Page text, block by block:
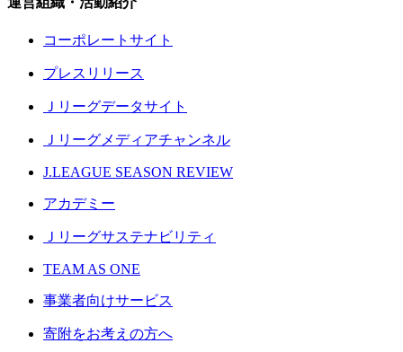
コーポレートサイト
プレスリリース
Ｊリーグデータサイト
Ｊリーグメディアチャンネル
J.LEAGUE SEASON REVIEW
アカデミー
Ｊリーグサステナビリティ
TEAM AS ONE
事業者向けサービス
寄附をお考えの方へ